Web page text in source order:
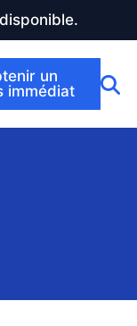
un
immédiat